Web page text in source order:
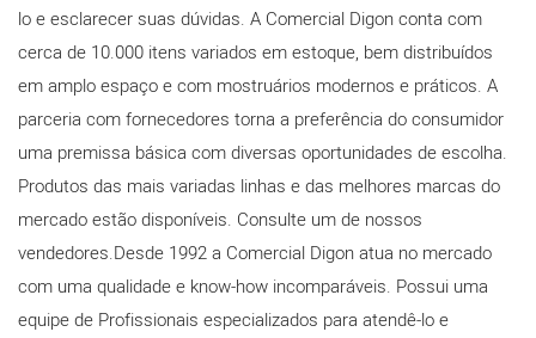
lo e esclarecer suas dúvidas. A Comercial Digon conta com
cerca de 10.000 itens variados em estoque, bem distribuídos
em amplo espaço e com mostruários modernos e práticos. A
parceria com fornecedores torna a preferência do consumidor
uma premissa básica com diversas oportunidades de escolha.
Produtos das mais variadas linhas e das melhores marcas do
mercado estão disponíveis. Consulte um de nossos
vendedores.Desde 1992 a Comercial Digon atua no mercado
com uma qualidade e know-how incomparáveis. Possui uma
equipe de Profissionais especializados para atendê-lo e